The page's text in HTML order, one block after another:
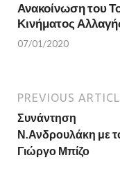
Ανακοίνωση του
Κινήματος
07/01/2020
PREVIOUS
Συνάντηση
Ν.Ανδρουλάκη με
Γιώργο Μπίζο